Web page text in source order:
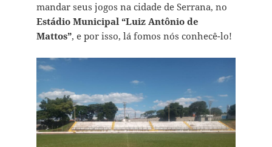
mandar seus jogos na cidade de Serrana, no
Estádio Municipal “Luiz Antônio de
Mattos”, e por isso, lá fomos nós conhecê-lo!